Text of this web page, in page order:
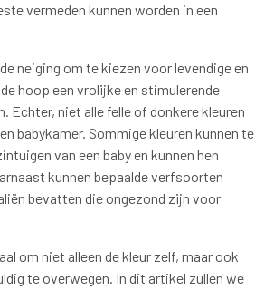
vermeden kunnen worden in een
neiging om te kiezen voor levendige en
hoop een vrolijke en stimulerende
Echter, niet alle felle of donkere kleuren
babykamer. Sommige kleuren kunnen te
van een baby en kunnen hen
kunnen bepaalde verfsoorten
bevatten die ongezond zijn voor
om niet alleen de kleur zelf, maar ook
te overwegen. In dit artikel zullen we